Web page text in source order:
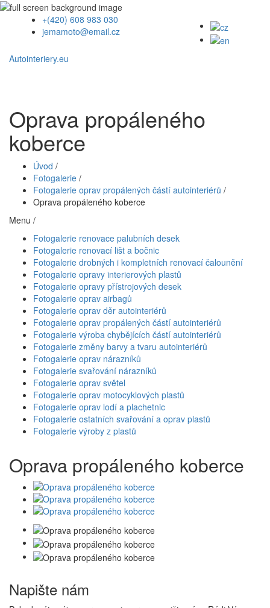
+(420) 608 983 030
jemamoto@email.cz
Autointeriery.eu
Oprava propáleného
koberce
Úvod /
Fotogalerie /
Fotogalerie oprav propálených částí autointeriérů /
Oprava propáleného koberce
Menu /
Fotogalerie renovace palubních desek
Fotogalerie renovací lišt a bočnic
Fotogalerie drobných i kompletních renovací čalounění
Fotogalerie opravy interierových plastů
Fotogalerie opravy přístrojových desek
Fotogalerie oprav airbagů
Fotogalerie oprav děr autointeriérů
Fotogalerie oprav propálených částí autointeriérů
Fotogalerie výroba chybějících částí autointeriérů
Fotogalerie změny barvy a tvaru autointeriérů
Fotogalerie oprav nárazníků
Fotogalerie svařování nárazníků
Fotogalerie oprav světel
Fotogalerie oprav motocyklových plastů
Fotogalerie oprav lodí a plachetnic
Fotogalerie ostatních svařování a oprav plastů
Fotogalerie výroby z plastů
Oprava propáleného koberce
Napište nám